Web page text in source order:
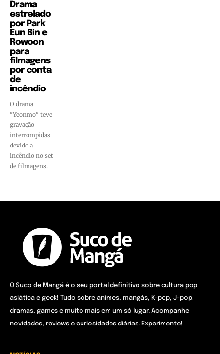
Drama
estrelado
por Park
Eun Bin e
Rowoon
para
filmagens
por conta
de
incêndio
O drama
"Yeonmo" teve
gravação
interrompidas
devido a
incêndio no set
de filmagens.
O Suco de Mangá é o seu portal definitivo sobre cultura pop
asiática e geek! Tudo sobre animes, mangás, K-pop, J-pop,
dramas, games e muito mais em um só lugar. Acompanhe
novidades, reviews e curiosidades diárias. Experimente!